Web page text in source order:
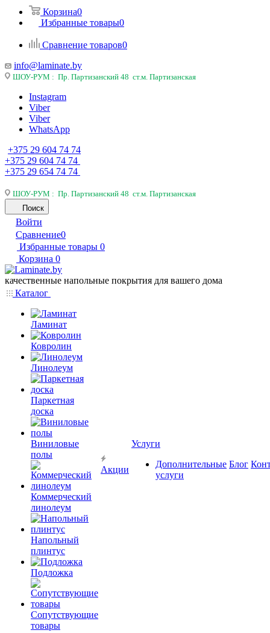
Корзина0
Избранные товары0
Сравнение товаров0
info@laminate.by
ШОУ-РУМ : Пр. Партизанский 48 ст.м. Партизанская
Instagram
Viber
Viber
WhatsApp
+375 29 604 74 74
+375 29 604 74 74
+375 29 654 74 74
ШОУ-РУМ : Пр. Партизанский 48 ст.м. Партизанская
Поиск
Войти
Сравнение0
Избранные товары 0
Корзина 0
качественные напольные покрытия для вашего дома
Каталог
Ламинат
Ковролин
Линолеум
Паркетная
доска
Виниловые
полы
Коммерческий
линолеум
Напольный
плинтус
Подложка
Сопутствующие
товары
Акции
Услуги
Дополнительные
услуги
Блог